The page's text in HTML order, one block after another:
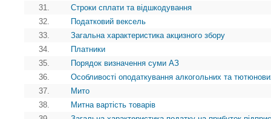
31.
Строки сплати та відшкодування
32.
Податковий вексель
33.
Загальна характеристика акцизного збору
34.
Платники
35.
Порядок визначення суми АЗ
36.
Особливості оподаткування алкогольних та
37.
Мито
38.
Митна вартість товарів